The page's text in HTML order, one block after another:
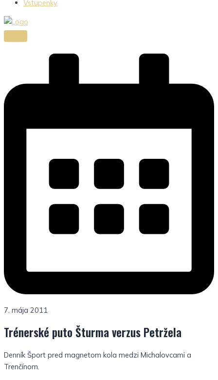
Vstupenky
7. mája 2011
Trénerské puto Šturma verzus Petržela
Denník Šport pred magnetom kola medzi Michalovcami a
Trenčínom.